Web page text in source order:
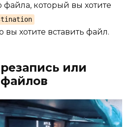
который вы хотите
вы хотите вставить файл.
или